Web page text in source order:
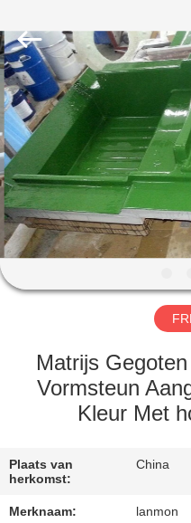
HUIS
PRODUCTEN
ONGEVEER
ONS
FABRIEKSREIS
CONTACTEER
All
Rights
Reserved.
Developed
by
ECER
Matrijs
Vormsteun
Kleur Met
Plaats van
herkomst:
China
Merknaam: lanmon